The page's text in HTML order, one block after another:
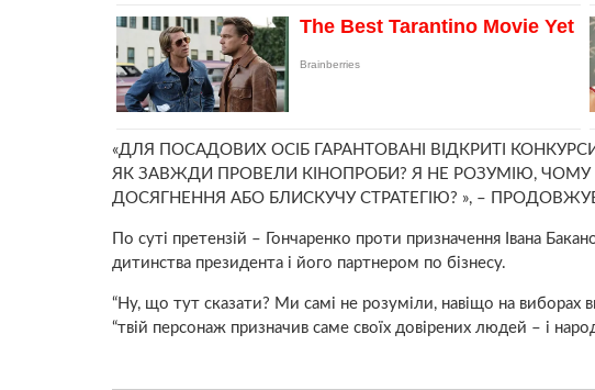
«ДЛЯ ПОСАДОВИХ ОСІБ ГАРАНТОВАНІ ВІДКРИТІ
ЯК ЗАВЖДИ ПРОВЕЛИ КІНОПРОБИ? Я НЕ РОЗУМІЮ, ЧОМУ
ДОСЯГНЕННЯ АБО БЛИСКУЧУ СТРАТЕГІЮ? », –
По суті претензій – Гончаренко проти призначення Івана
дитинства президента і його партнером по бізнесу.
“Ну, що тут сказати? Ми самі не розуміли, навіщо на виборах
“твій персонаж призначив саме своїх довірених людей – і